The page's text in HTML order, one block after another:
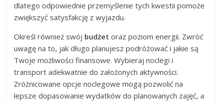
dlatego odpowiednie przemyślenie tych kwestii pomoże
zwiększyć satysfakcję z wyjazdu.
Określ również swój budżet oraz poziom energii. Zwróć
uwagę na to, jak długo planujesz podróżować i jakie są
Twoje możliwości finansowe. Wybieraj noclegi i
transport adekwatnie do założonych aktywności.
Zróżnicowane opcje noclegowe mogą pozwolić na
lepsze dopasowanie wydatków do planowanych zajęć, a